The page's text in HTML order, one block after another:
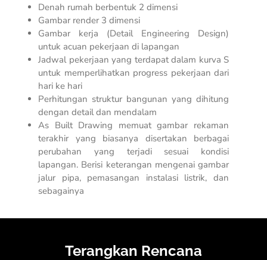
Denah rumah berbentuk 2 dimensi
Gambar render 3 dimensi
Gambar kerja (Detail Engineering Design)
untuk acuan pekerjaan di lapangan
Jadwal pekerjaan yang terdapat dalam kurva S
untuk memperlihatkan progress pekerjaan dari
hari ke hari
Perhitungan struktur bangunan yang dihitung
dengan detail dan mendalam
As Built Drawing memuat gambar rekaman
terakhir yang biasanya disertakan berbagai
perubahan yang terjadi sesuai kondisi
lapangan. Berisi keterangan mengenai gambar
jalur pipa, pemasangan instalasi listrik, dan
sebagainya
Terangkan Rencana